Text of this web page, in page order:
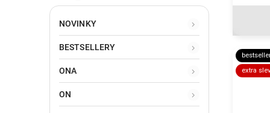
NOVINKY
BESTSELLERY
ONA
ON
extra